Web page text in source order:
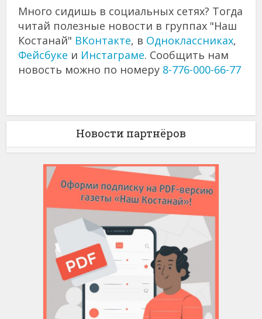
Много сидишь в социальных сетях? Тогда
читай полезные новости в группах "Наш
Костанай" ВКонтакте, в Одноклассниках,
Фейсбуке и Инстаграме. Сообщить нам
новость можно по номеру 8-776-000-66-77
Новости партнёров